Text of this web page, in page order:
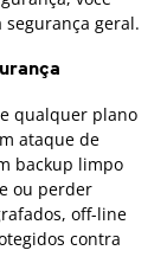
geral.
qualquer plano
ataque de
backup limpo
ou perder
off-line
contra